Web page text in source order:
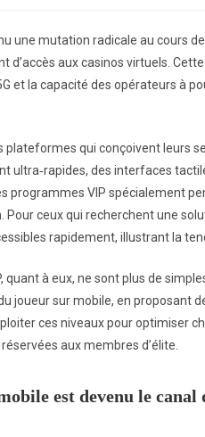
une mutation radicale au cours
d’accès aux casinos virtuels.
et la capacité des opérateurs à
plateformes qui conçoivent leurs
ultra‑rapides, des interfaces
programmes VIP spécialement
Pour ceux qui recherchent une
rapidement, illustrant la
quant à eux, ne sont plus de
joueur sur mobile, en proposant
ces niveaux pour optimiser
aux membres d’élite.
est devenu le